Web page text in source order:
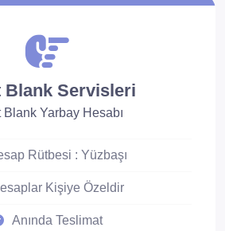
Blank Servisleri
Blank Yarbay Hesabı
Rütbesi : Yüzbaşı
Kişiye Özeldir
Anında Teslimat